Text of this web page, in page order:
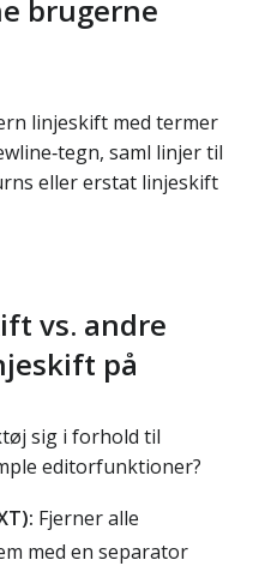
brugerne
linjeskift med termer
saml linjer til
eller erstat linjeskift
vs. andre
på
sig i forhold til
editorfunktioner?
Fjerner alle
med en separator